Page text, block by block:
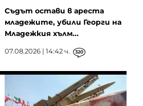
Съдът остави в ареста
младежите, убили Георги на
Младежкия хълм...
07.08.2026 | 14:42 ч. 320